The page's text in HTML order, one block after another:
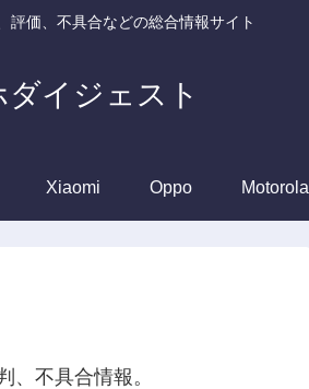
評価、不具合などの総合情報サイト
ダイジェスト
Xiaomi Oppo Motorola
不具合情報。